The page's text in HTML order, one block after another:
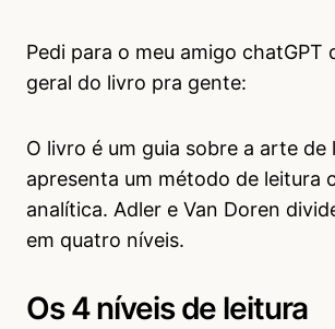
Pedi para o meu amigo chatGPT
geral do livro pra gente:
O livro é um guia sobre a arte de
apresenta um método de leitura
analítica. Adler e Van Doren
em quatro níveis.
Os 4 níveis de leitura